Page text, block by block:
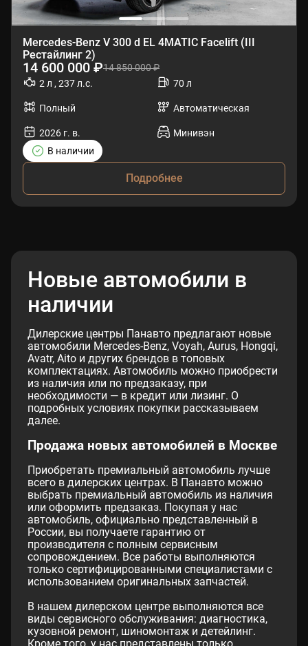
Mercedes-Benz V 300 d EL 4MATIC Facelift (III
Рестайлинг 2)
14 600 000 ₽14 850 000 ₽
2 л , 237 л.с.
70 л
Полный Автоматическая
2026 г. в.
Минивэн
В наличии
Подробнее
Новые автомобили в
наличии
Дилерские центры Панавто предлагают новые
автомобили Mercedes-Benz, Voyah, Aurus, Hongqi,
Avatr, Aito и других брендов в топовых
комплектациях. Автомобиль можно приобрести
из наличия или по предзаказу, при
необходимости — в кредит или лизинг. О
подробных условиях покупки рассказываем
далее.
Продажа новых автомобилей в Москве
Приобретать премиальный автомобиль лучше
всего в дилерских центрах. В Панавто можно
выбрать премиальный автомобиль из наличия
или оформить предзаказ. Покупая у нас
автомобиль, официально представленный в
России, вы получаете гарантию от
производителя с полным сервисным
сопровождением. Все работы выполняются
только сертифицированными специалистами с
использованием оригинальных запчастей.
В нашем дилерском центре выполняются все
виды сервисного обслуживания: диагностика,
кузовной ремонт, шиномонтаж и детейлинг.